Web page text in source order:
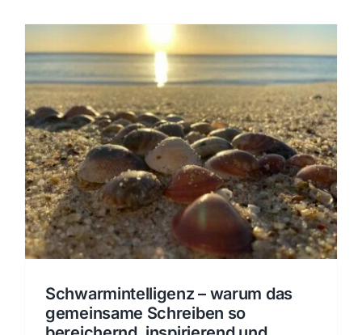
Schwarmintelligenz – warum das
gemeinsame Schreiben so